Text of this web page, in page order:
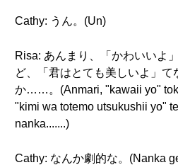
Cathy: うん。(Un)
Risa: あんまり、「かわいいよ
ど、「君はとても美しいよ」て
か……。(Anmari, "kawaii yo"
"kimi wa totemo utsukushii yo"
nanka.......)
Cathy: なんか劇的な。(Nanka